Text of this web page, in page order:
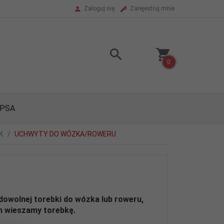
Zaloguj się Zarejestruj mnie
0
UCHWYTY DO WÓZKA/ROWERU
torebki do wózka lub roweru,
wieszamy torebkę.